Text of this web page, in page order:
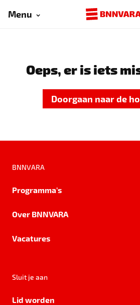
Menu
Oeps, er is iets
Doorgaan naar de
BNNVARA
Programma's
Over BNNVARA
Vacatures
Sluit je aan
Lid worden